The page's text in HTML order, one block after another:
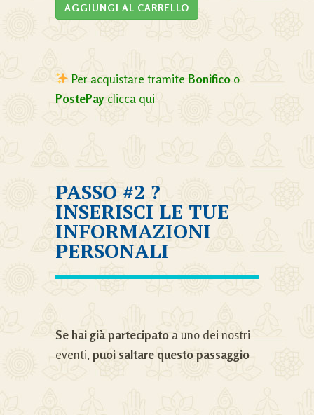
AGGIUNGI AL CARRELLO
Per acquistare tramiteBonifico o
PostePay clicca qui
PASSO #2 ?
INSERISCI LE TUE
INFORMAZIONI
PERSONALI
Se hai già partecipato a uno dei nostri
eventi, puoi saltare questo passaggio